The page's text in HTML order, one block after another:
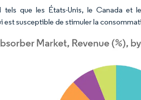
tels que les États-Unis, le Canada et
susceptible de stimuler la